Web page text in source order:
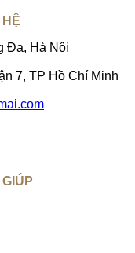
Đa, Hà Nội
7, TP Hồ Chí Minh